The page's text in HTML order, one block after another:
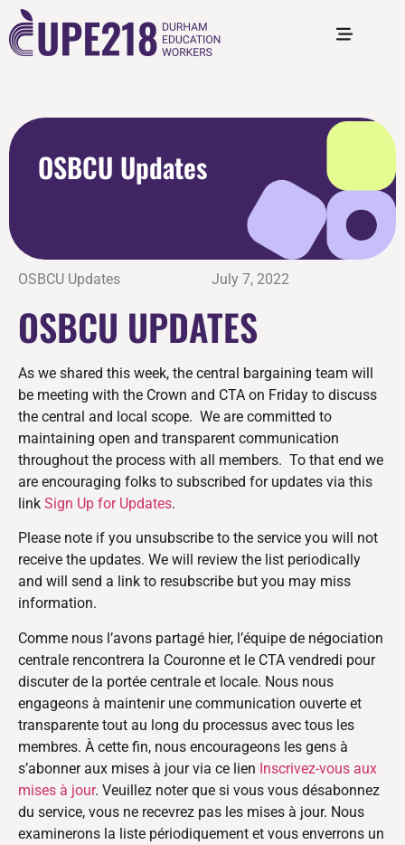
OSBCU Updates
OSBCU Updates July 7, 2022
OSBCU UPDATES
As we shared this week, the central bargaining team will
be meeting with the Crown and CTA on Friday to discuss
the central and local scope. We are committed to
maintaining open and transparent communication
throughout the process with all members. To that end we
are encouraging folks to subscribed for updates via this
link Sign Up for Updates.
Please note if you unsubscribe to the service you will not
receive the updates. We will review the list periodically
and will send a link to resubscribe but you may miss
information.
Comme nous l’avons partagé hier, l’équipe de négociation
centrale rencontrera la Couronne et le CTA vendredi pour
discuter de la portée centrale et locale. Nous nous
engageons à maintenir une communication ouverte et
transparente tout au long du processus avec tous les
membres. À cette fin, nous encourageons les gens à
s’abonner aux mises à jour via ce lien Inscrivez-vous aux
mises à jour. Veuillez noter que si vous vous désabonnez
du service, vous ne recevrez pas les mises à jour. Nous
examinerons la liste périodiquement et vous enverrons un